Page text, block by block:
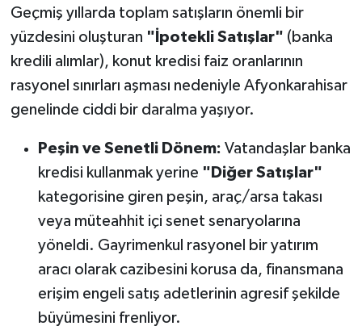
Geçmiş yıllarda toplam satışların önemli bir
yüzdesini oluşturan "İpotekli Satışlar" (banka
kredili alımlar), konut kredisi faiz oranlarının
rasyonel sınırları aşması nedeniyle Afyonkarahisar
genelinde ciddi bir daralma yaşıyor.
Peşin ve Senetli Dönem: Vatandaşlar banka
kredisi kullanmak yerine "Diğer Satışlar"
kategorisine giren peşin, araç/arsa takası
veya müteahhit içi senet senaryolarına
yöneldi. Gayrimenkul rasyonel bir yatırım
aracı olarak cazibesini korusa da, finansmana
erişim engeli satış adetlerinin agresif şekilde
büyümesini frenliyor.